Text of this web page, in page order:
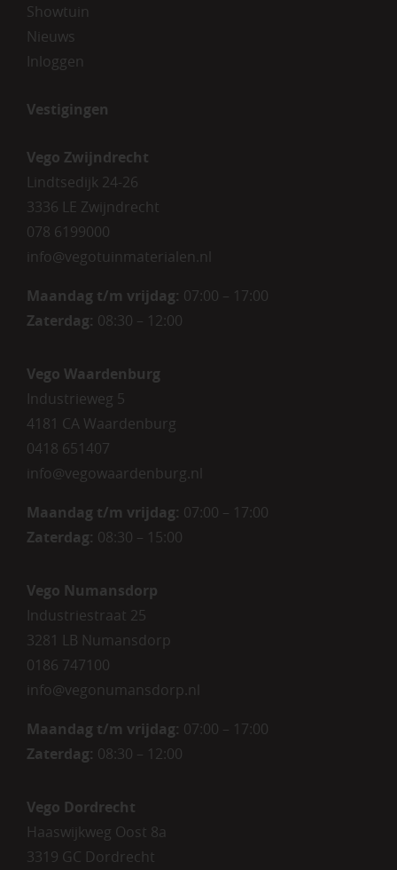
Showtuin
Nieuws
Inloggen
Vestigingen
Vego Zwijndrecht
Lindtsedijk 24-26
3336 LE Zwijndrecht
078 6199000
info@vegotuinmaterialen.nl
Maandag t/m vrijdag: 07:00 – 17:00
Zaterdag: 08:30 – 12:00
Vego Waardenburg
Industrieweg 5
4181 CA Waardenburg
0418 651407
info@vegowaardenburg.nl
Maandag t/m vrijdag: 07:00 – 17:00
Zaterdag: 08:30 – 15:00
Vego Numansdorp
Industriestraat 25
3281 LB Numansdorp
0186 747100
info@vegonumansdorp.nl
Maandag t/m vrijdag: 07:00 – 17:00
Zaterdag: 08:30 – 12:00
Vego Dordrecht
Haaswijkweg Oost 8a
3319 GC Dordrecht